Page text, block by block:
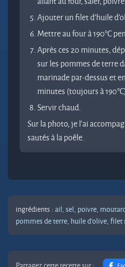
Ajouter un filet d’huile
Mettre au four à 190°C
Après ces 20 minutes,
sur les pommes de terre
marinade par-dessus et
minutes (toujours à
Servir chaud.
Sur la photo, je l’ai
sautés à la poêle.
ingrédients :ail,sel, poivre,
pommes de terre, huile d'olive,filet